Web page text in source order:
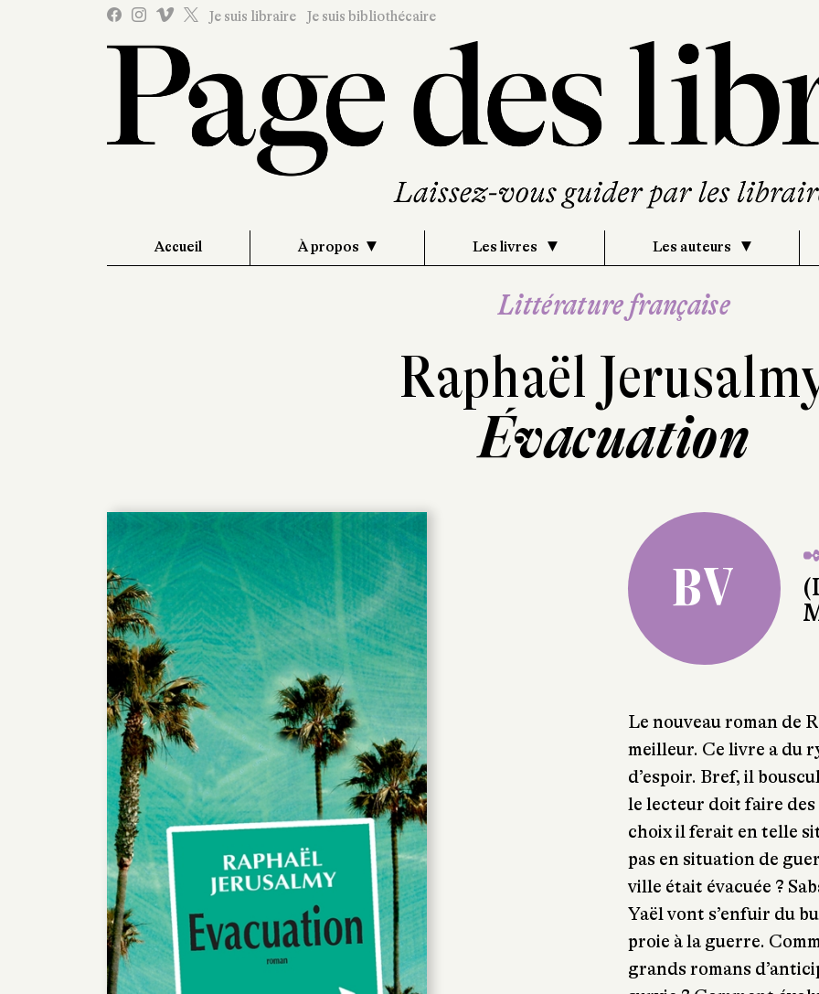
Je suis libraire Je suis bibliothécaire
Accueil À propos Les livres Les auteurs
Littérature française
Raphaël
Évacuation
BV
Le nouveau roman de
meilleur. Ce livre a du
d’espoir. Bref, il
le lecteur doit faire des
choix il ferait en telle
pas en situation de
ville était évacuée ?
Yaël vont s’enfuir du
proie à la guerre.
grands romans